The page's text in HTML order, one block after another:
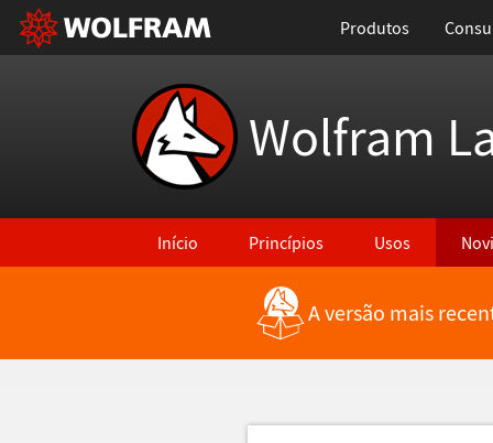
Produtos
Wolfram
Início Princípios Usos
Voltar para Últimas Novidades
A versão mais